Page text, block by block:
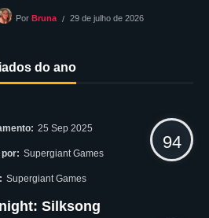
Por Bruna 29 de julho de 2026
do ano
25 Sep 2025
Supergiant Games
Supergiant Games
94
Silksong